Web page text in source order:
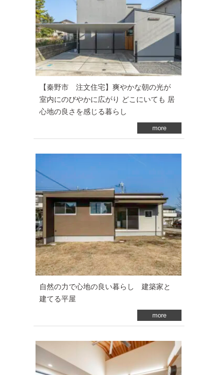
【秦野市 注文住宅】爽やかな朝の光が
室内にのびやかに広がり どこにいても 居
心地の良さを感じる暮らし
more
自然の力で心地の良い暮らし 建築家と
建てる平屋
more